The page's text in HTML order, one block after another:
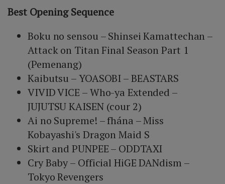
Best Opening Sequence
Boku no sensou – Shinsei Kamattechan –
Attack on Titan Final Season Part 1
(Pemenang)
Kaibutsu – YOASOBI – BEASTARS
VIVID VICE – Who-ya Extended –
JUJUTSU KAISEN (cour 2)
Ai no Supreme! – fhána – Miss
Kobayashi's Dragon Maid S
Skirt and PUNPEE – ODDTAXI
Cry Baby – Official HiGE DANdism –
Tokyo Revengers